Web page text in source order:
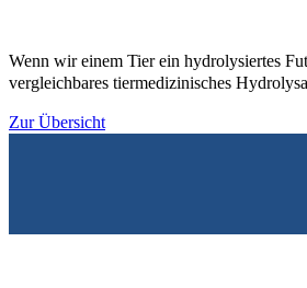
Wenn wir einem Tier ein hydrolysiertes
vergleichbares tiermedizinisches
Zur Übersicht